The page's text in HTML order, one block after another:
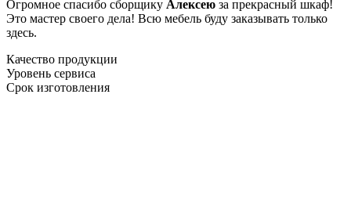
Огромное спасибо сборщику Алексею за прекрасный шкаф!
Это мастер своего дела! Всю мебель буду заказывать только
здесь.
Качество продукции
Уровень сервиса
Срок изготовления